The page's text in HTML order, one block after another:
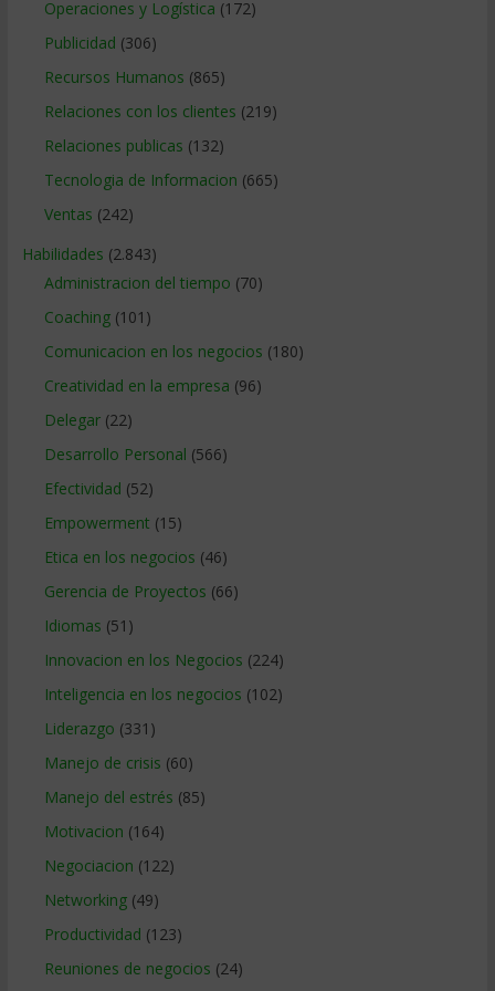
Operaciones y Logística (172)
Publicidad (306)
Recursos Humanos (865)
Relaciones con los clientes (219)
Relaciones publicas (132)
Tecnologia de Informacion (665)
Ventas (242)
Habilidades (2.843)
Administracion del tiempo (70)
Coaching(101)
Comunicacion en los negocios (180)
Creatividad en la empresa (96)
Delegar(22)
Desarrollo Personal (566)
Efectividad (52)
Empowerment (15)
Etica en los negocios (46)
Gerencia de Proyectos (66)
Idiomas (51)
Innovacion en los Negocios (224)
Inteligencia en los negocios (102)
Liderazgo (331)
Manejo de crisis (60)
Manejo del estrés (85)
Motivacion (164)
Negociacion (122)
Networking(49)
Productividad (123)
Reuniones de negocios (24)